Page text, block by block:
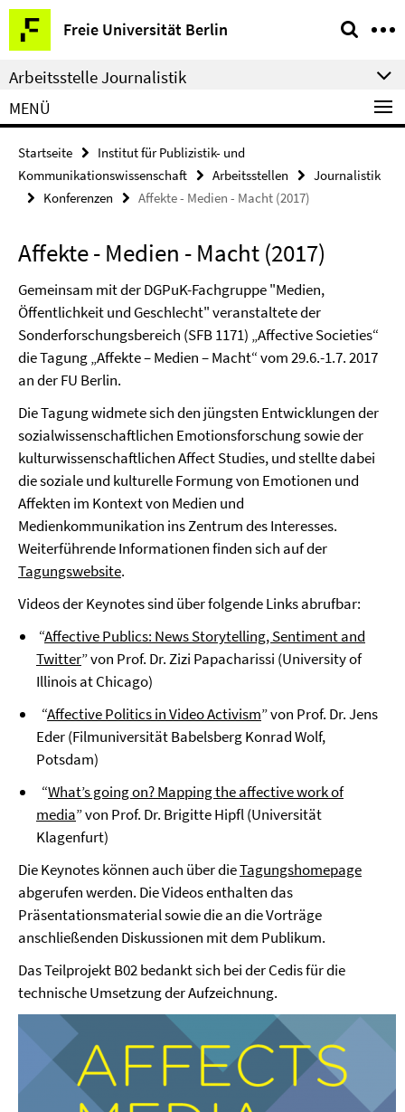
Springe
direkt
zu
Inhalt
Freie Universität Berlin
Service-
Navigation
Arbeitsstelle Journalistik
MENÜ
Startseite
Institut für Publizistik- und
Kommunikationswissenschaft
Arbeitsstellen
Journalistik
Konferenzen
Affekte - Medien - Macht (2017)
Affekte - Medien - Macht (2017)
Gemeinsam mit der DGPuK-Fachgruppe "Medien,
Öffentlichkeit und Geschlecht" veranstaltete der
Sonderforschungsbereich (SFB 1171) „Affective Societies“
die Tagung „Affekte – Medien – Macht“ vom 29.6.-1.7. 2017
an der FU Berlin.
Die Tagung widmete sich den jüngsten Entwicklungen der
sozialwissenschaftlichen Emotionsforschung sowie der
kulturwissenschaftlichen Affect Studies, und stellte dabei
die soziale und kulturelle Formung von Emotionen und
Affekten im Kontext von Medien und
Medienkommunikation ins Zentrum des Interesses.
Weiterführende Informationen finden sich auf der
Tagungswebsite.
Videos der Keynotes sind über folgende Links abrufbar:
“Affective Publics: News Storytelling, Sentiment and
Twitter” von Prof. Dr. Zizi Papacharissi (University of
Illinois at Chicago)
“Affective Politics in Video Activism” von Prof. Dr. Jens
Eder (Filmuniversität Babelsberg Konrad Wolf,
Potsdam)
“What’s going on? Mapping the affective work of
media” von Prof. Dr. Brigitte Hipfl (Universität
Klagenfurt)
Die Keynotes können auch über dieTagungshomepage
abgerufen werden. Die Videos enthalten das
Präsentationsmaterial sowie die an die Vorträge
anschließenden Diskussionen mit dem Publikum.
Das Teilprojekt B02 bedankt sich bei der Cedis für die
technische Umsetzung der Aufzeichnung.